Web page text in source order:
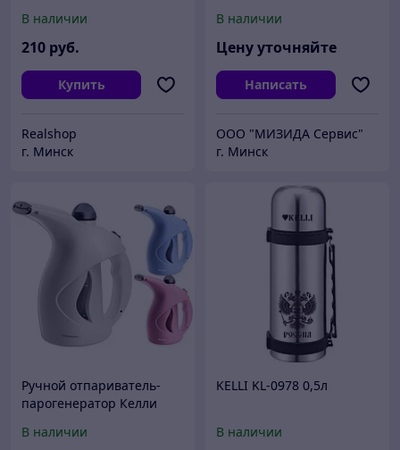
В наличии
210 руб.
Купить
Realshop
г. Минск
В наличии
Цену уточняйте
Написать
ООО "МИЗИДА Сервис"
г. Минск
Ручной отпариватель-
парогенератор Келли
В наличии
KELLI KL-0978 0,5л
В наличии